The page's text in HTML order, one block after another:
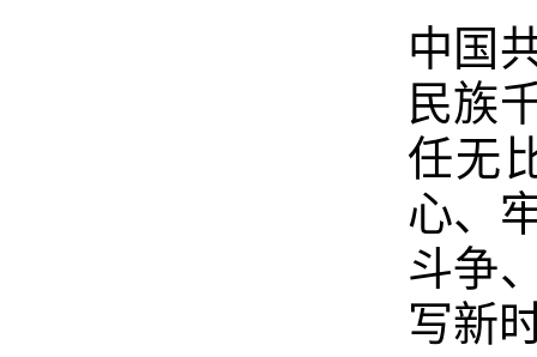
中国
民族
任无
心、
斗争
写新